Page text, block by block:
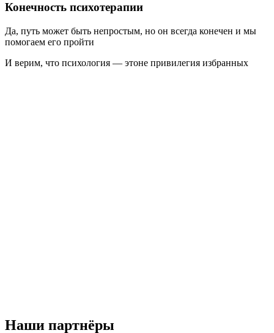
Конечность психотерапии
Да, путь может быть непростым, но он всегда конечен и мы
помогаем его пройти
И верим, что психология — этоне привилегия избранных
Наши партнёры